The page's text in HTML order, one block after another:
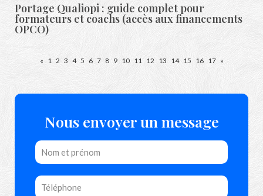
Portage Qualiopi : guide complet pour
formateurs et coachs (accès aux financements
OPCO)
« 1 2 3 4 5 6 7 8 9 10 11 12 13 14 15 16 17 »
Nous envoyer un message